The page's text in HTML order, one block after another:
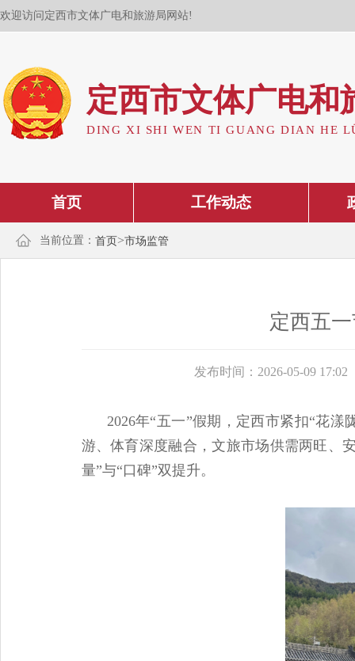
欢迎访问定西市文体广电和旅游局网站!
定西市文体广电和
DING XI SHI WEN TI GUANG DIAN HE
首页 工作动态
当前位置： 首页>市场监管
定西五
发布时间：2026-05-09 17:02
2026年“五一”假期，定西市紧扣“花
游、体育深度融合，文旅市场供需两旺、
量”与“口碑”双提升。